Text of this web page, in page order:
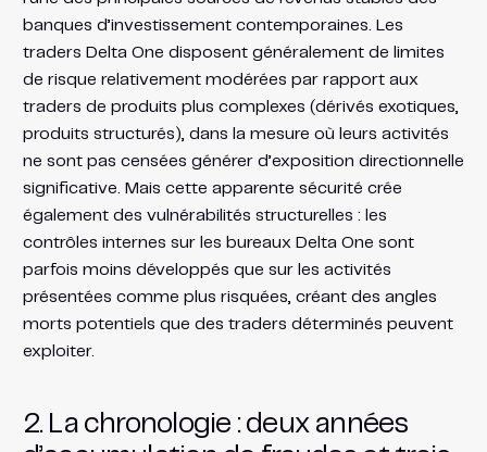
banques d’investissement contemporaines. Les
traders Delta One disposent généralement de limites
de risque relativement modérées par rapport aux
traders de produits plus complexes (dérivés exotiques,
produits structurés), dans la mesure où leurs activités
ne sont pas censées générer d’exposition directionnelle
significative. Mais cette apparente sécurité crée
également des vulnérabilités structurelles : les
contrôles internes sur les bureaux Delta One sont
parfois moins développés que sur les activités
présentées comme plus risquées, créant des angles
morts potentiels que des traders déterminés peuvent
exploiter.
2. La chronologie : deux années